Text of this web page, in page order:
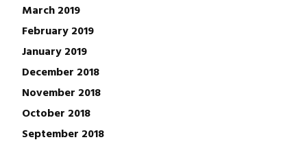
March 2019
February 2019
January 2019
December 2018
November 2018
October 2018
September 2018